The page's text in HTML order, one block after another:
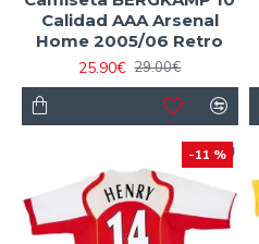
Calidad AAA Arsenal
Home 2005/06 Retro
25.90€ 29.00€
-11 %